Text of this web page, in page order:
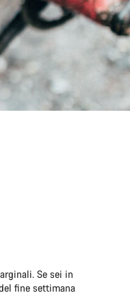
Se sei in
fine settimana